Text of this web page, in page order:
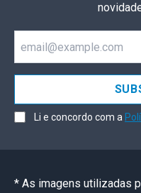
Li e concordo com a
* As imagens utilizadas